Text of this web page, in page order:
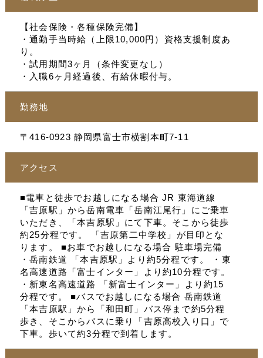
【社会保険・各種保険完備】
・通勤手当時給（上限10,000円）資格支援制度あ
り。
・試用期間3ヶ月（条件変更なし）
・入職6ヶ月経過後、有給休暇付与。
勤務地
〒416-0923 静岡県富士市横割本町7-11
アクセス
■電車と徒歩でお越しになる場合 JR 東海道線
「吉原駅」から岳南電車「岳南江尾行」にご乗車
いただき、「本吉原駅」にて下車。そこから徒歩
約25分程です。 「吉原第二中学校」が目印とな
ります。 ■お車でお越しになる場合 駐車場完備
・岳南鉄道 「本吉原駅」より約5分程です。 ・東
名高速道路「富士インター」より約10分程です。
・新東名高速道路 「新富士インター」より約15
分程です。 ■バスでお越しになる場合 岳南鉄道
「本吉原駅」から「和田町」バス停まで約5分程
歩き、そこからバスに乗り「吉原高校入り口」で
下車。歩いて約3分程で到着します。